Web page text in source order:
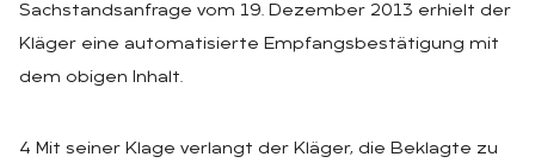
Sachstandsanfrage vom 19. Dezember 2013 erhielt der
Kläger eine automatisierte Empfangsbestätigung mit
dem obigen Inhalt.
4 Mit seiner Klage verlangt der Kläger, die Beklagte zu